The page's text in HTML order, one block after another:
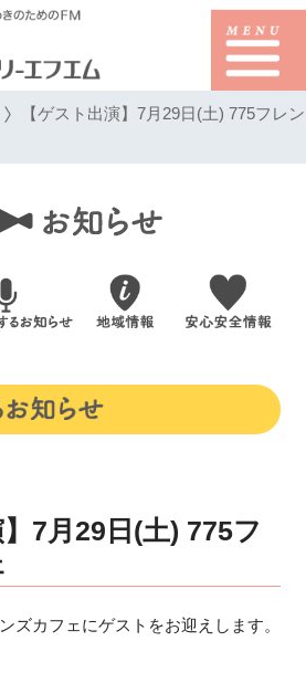
【ゲスト出演】7月29日(土) 775フレン
】7月29日(土) 775フ
カフェにゲストをお迎えします。